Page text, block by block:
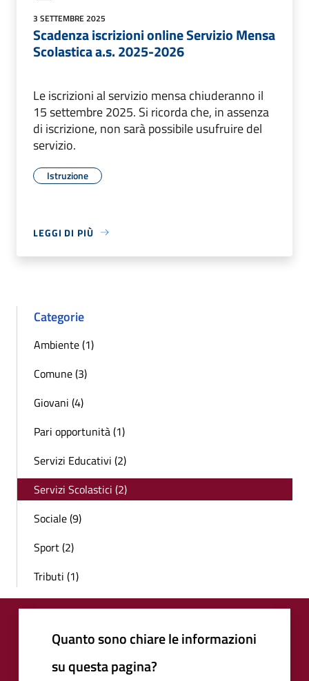
3 SETTEMBRE 2025
Scadenza iscrizioni online Servizio Mensa
Scolastica a.s. 2025-2026
Le iscrizioni al servizio mensa chiuderanno il
15 settembre 2025. Si ricorda che, in assenza
di iscrizione, non sarà possibile usufruire del
servizio.
Istruzione
LEGGI DI PIÙ
Categorie
Ambiente (1)
Comune (3)
Giovani (4)
Pari opportunità (1)
Servizi Educativi (2)
Servizi Scolastici (2)
Sociale (9)
Sport (2)
Tributi (1)
Quanto sono chiare le informazioni
su questa pagina?